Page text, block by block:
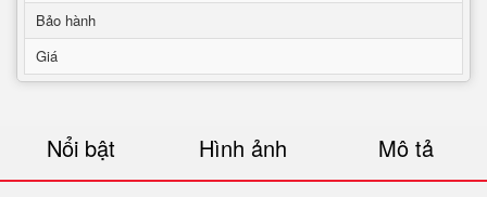
Bảo hành
Giá
Nổi bật Hình ảnh Mô tả